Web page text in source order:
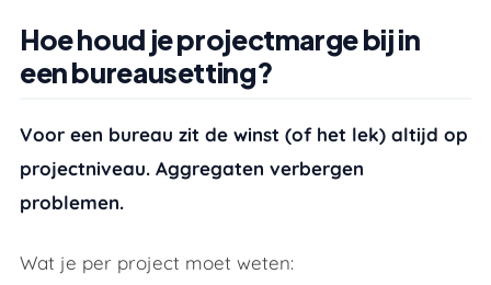
Hoe houd je projectmarge bij in
een bureausetting?
Voor een bureau zit de winst (of het lek) altijd op
projectniveau. Aggregaten verbergen
problemen.
Wat je per project moet weten: